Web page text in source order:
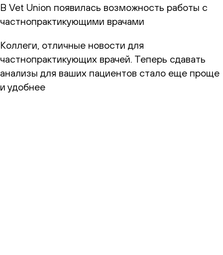
В Vet Union появилась возможность работы с
частнопрактикующими врачами
Коллеги, отличные новости для
частнопрактикующих врачей. Теперь сдавать
анализы для ваших пациентов стало еще проще
и удобнее